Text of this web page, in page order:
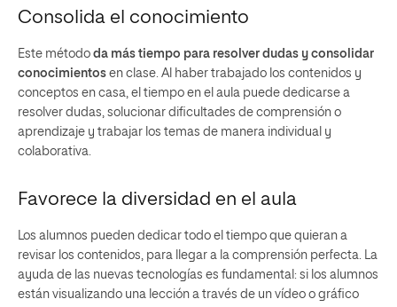
Consolida el conocimiento
Este método da más tiempo para resolver dudas y consolidar
conocimientos en clase. Al haber trabajado los contenidos y
conceptos en casa, el tiempo en el aula puede dedicarse a
resolver dudas, solucionar dificultades de comprensión o
aprendizaje y trabajar los temas de manera individual y
colaborativa.
Favorece la diversidad en el aula
Los alumnos pueden dedicar todo el tiempo que quieran a
revisar los contenidos, para llegar a la comprensión perfecta. La
ayuda de las nuevas tecnologías es fundamental: si los alumnos
están visualizando una lección a través de un vídeo o gráfico